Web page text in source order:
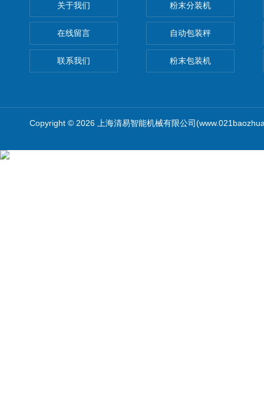
关于我们
在线留言
联系我们
粉末分装机
自动包装秤
粉末包装机
Copyright © 2026 上海清易智能机械有限公司